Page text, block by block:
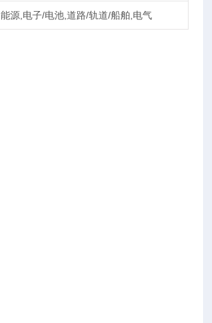
能源,电子/电池,道路/轨道/船舶,电气